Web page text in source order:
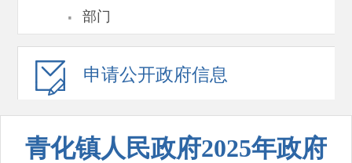
· 部门
申请公开政府信息
青化镇人民政府2025年政府